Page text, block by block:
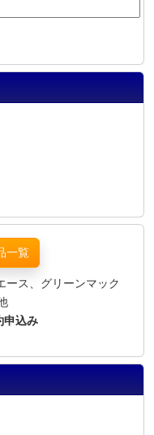
一覧
ース、グリーンマック
申込み